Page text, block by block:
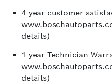
4 year customer
details)
1 year Technician
details)